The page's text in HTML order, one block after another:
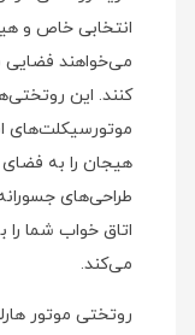
انتخابی خاص و
می‌خواهند فضایی
کنند. این
هیجان را به
طراحی‌های
اتاق خواب شما
می‌کند.
روتختی موتور